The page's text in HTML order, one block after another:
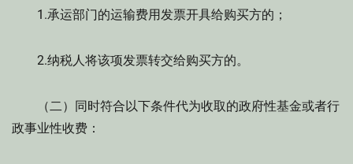
1.承运部门的运输费用发票开具给购买方的；
2.纳税人将该项发票转交给购买方的。
（二）同时符合以下条件代为收取的政府性基金或者行
政事业性收费：